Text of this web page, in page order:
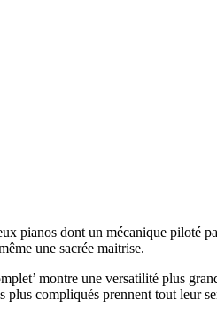
pianos dont un mécanique piloté
une sacrée maitrise.
montre une versatilité plus
plus compliqués prennent tout leur